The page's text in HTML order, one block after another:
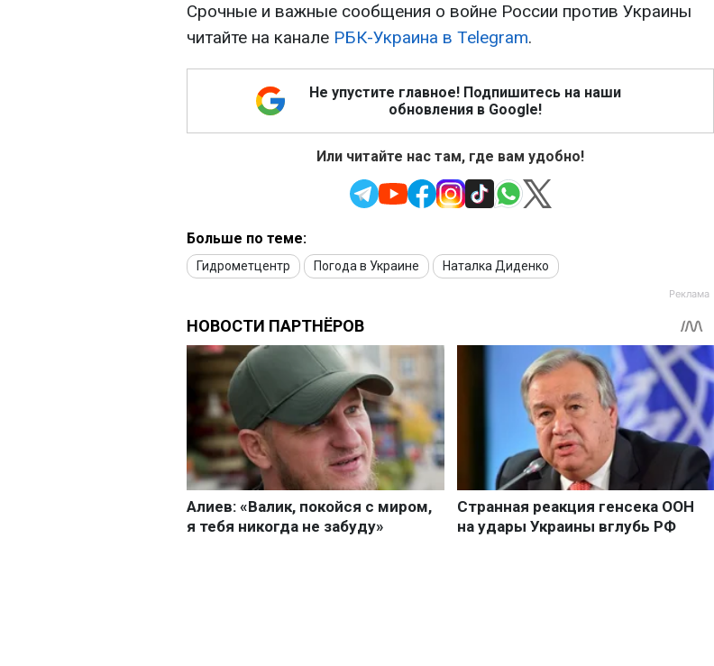
Срочные и важные сообщения о войне России против Украины
читайте на канале РБК-Украина в Telegram.
Не упустите главное! Подпишитесь на наши
обновления в Google!
Или читайте нас там, где вам удобно!
Больше по теме:
Гидрометцентр Погода в Украине Наталка Диденко